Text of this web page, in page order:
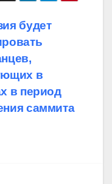
будет
в
в период
саммита